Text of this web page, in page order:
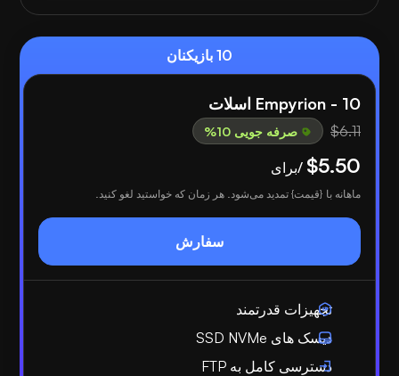
10 بازیکنان
Empyrion - 10 اسلات
$6.11 صرفه جویی 10%
$5.50 /برای
ماهانه با {قیمت} تمدید می‌شود. هر زمان که خواستید لغو کنید.
سفارش
تجهیزات قدرتمند
دیسک های SSD NVMe
دسترسی کامل به FTP